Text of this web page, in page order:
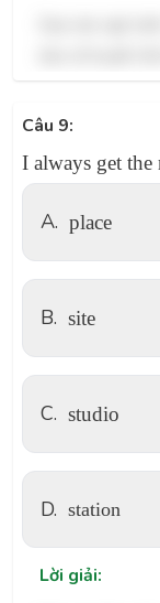
Câu 9:
I always get the
A. place
B. site
C. studio
D. station
Lời giải: